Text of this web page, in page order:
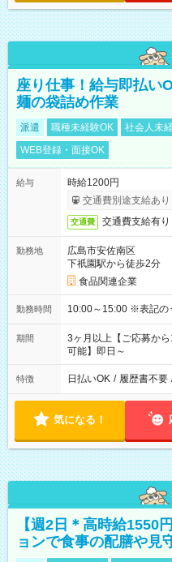
座り仕事！給与即払い
麺の袋詰め作業
派遣 職種未経験OK 社会人未
WEB登録・面接OK
給与
時給1200円
交通費別途支給あり
交通費 交通費支給有り
勤務地
広島市安佐南区
下祇園駅から徒歩2分
食品関連企業
勤務時間 10:00～15:00
期間
3ヶ月以上【ご応募か
可能】即日～
特徴 日払いOK / 履歴書不要
気になる！
【週2日＊高時給1550
ョンで食事の配膳や見